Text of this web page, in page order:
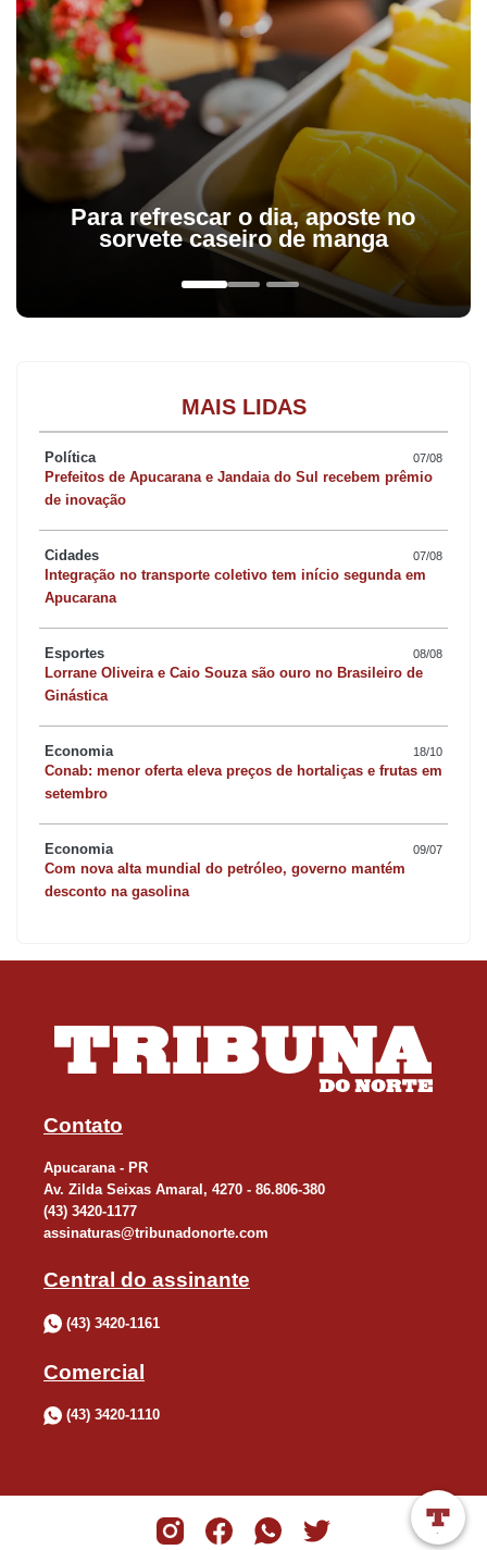
Para refrescar o dia, aposte no
sorvete caseiro de manga
MAIS LIDAS
Política 07/08
Prefeitos de Apucarana e Jandaia do Sul recebem prêmio
de inovação
Cidades 07/08
Integração no transporte coletivo tem início segunda em
Apucarana
Esportes 08/08
Lorrane Oliveira e Caio Souza são ouro no Brasileiro de
Ginástica
Economia 18/10
Conab: menor oferta eleva preços de hortaliças e frutas em
setembro
Economia 09/07
Com nova alta mundial do petróleo, governo mantém
desconto na gasolina
Contato
Apucarana - PR
Av. Zilda Seixas Amaral, 4270 - 86.806-380
(43) 3420-1177
assinaturas@tribunadonorte.com
Central do assinante
(43) 3420-1161
Comercial
(43) 3420-1110